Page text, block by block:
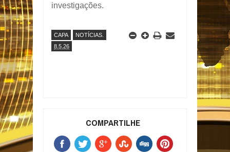
investigações.
CAPA
NOTÍCIAS.
8.5.26
COMPARTILHE